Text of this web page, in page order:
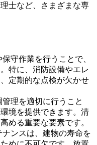
士など、さまざまな専
守作業を行うことで、
特に、消防設備やエレ
定期的な点検が欠かせ
理を適切に行うこと
境を提供できます。清
める重要な要素です。
ンスは、建物の寿命を